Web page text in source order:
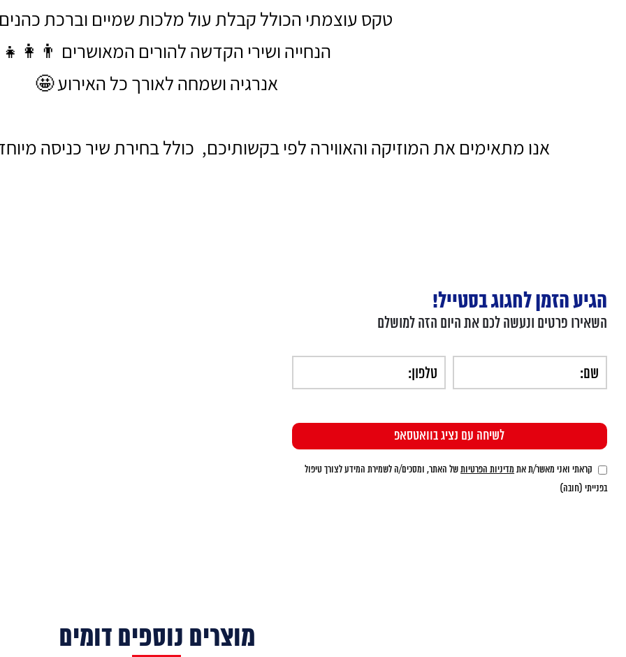
טקס עוצמתי הכולל קבלת עול מלכות שמיים וברכת
הנחייה ושירי הקדשה להורים המאושרים
אנרגיה ושמחה לאורך כל האירוע 🤩
אנו מתאימים את המוזיקה והאווירה לפי בקשותיכם, כולל בחירת שיר כניסה
הגיע הזמן לחגוג בסטייל!
השאירו פרטים ונעשה לכם את היום הזה למושלם
קראתי ואני מאשר/ת את מדיניות הפרטיותשל האתר, ומסכים/ה לשמירת המידע לצורך טיפול
בפנייתי (חובה)
מוצרים נוספים דומים